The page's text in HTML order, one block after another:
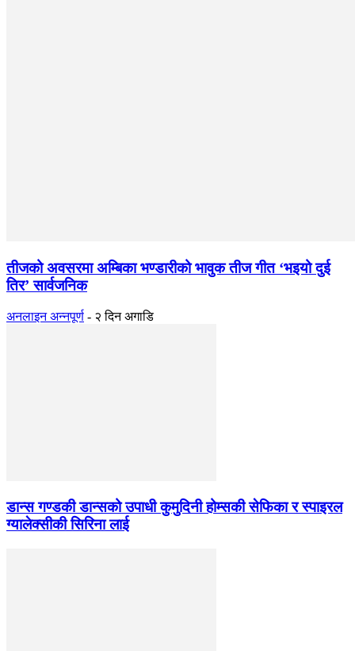
तीजको अवसरमा अम्बिका भण्डारीको भावुक तीज गीत ‘भइयो दुई
तिर’ सार्वजनिक
अनलाइन अन्नपूर्ण - २ दिन अगाडि
डान्स गण्डकी डान्सको उपाधी कुमुदिनी होम्सकी सेफिका र स्पाइरल
ग्यालेक्सीकी सिरिना लाई